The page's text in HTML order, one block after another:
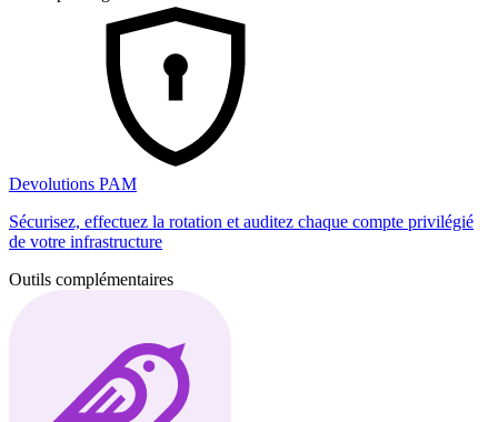
Devolutions PAM
Sécurisez, effectuez la rotation et auditez chaque compte privilégié
de votre infrastructure
Outils complémentaires